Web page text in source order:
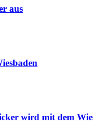
aus
wird mit dem